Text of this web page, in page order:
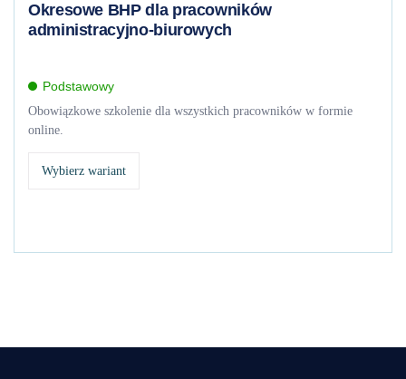
Okresowe BHP dla pracowników
administracyjno-biurowych
Podstawowy
Obowiązkowe szkolenie dla wszystkich pracowników w formie
online.
Wybierz wariant